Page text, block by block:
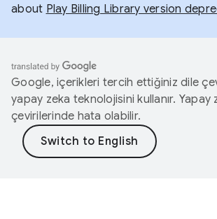
about Play Billing Library version
Google, içerikleri tercih ettiğiniz dile
yapay zeka teknolojisini kullanır. Yapay
çevirilerinde hata olabilir.